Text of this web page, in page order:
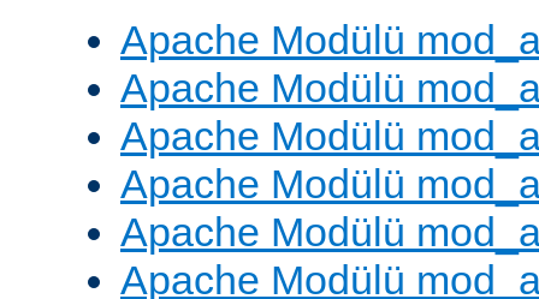
Apache Modülü
Apache Modülü
Apache Modülü
Apache Modülü
Apache Modülü
Apache Modülü